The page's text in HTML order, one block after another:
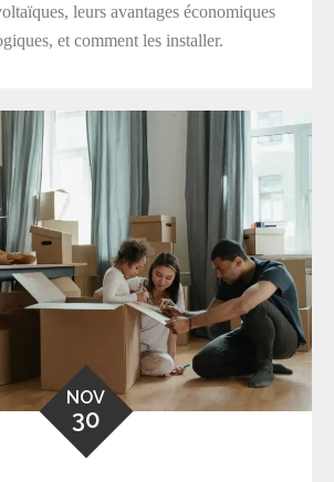
leurs avantages économiques
et comment les installer.
NOV
30